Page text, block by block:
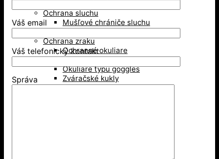
Ochrana sluchu
Mušľové chrániče sluchu
Zátky do uší
Ochrana zraku
Ochranné okuliare
Ochranné štíty
Okuliare typu goggles
Zváračské kukly
Váš email
Váš telefonický kontakt
Správa